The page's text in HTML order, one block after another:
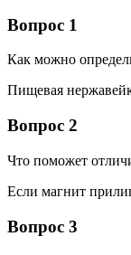
Вопрос 1
Как можно
Пищевая
Вопрос 2
Что поможет
Если магнит
Вопрос 3